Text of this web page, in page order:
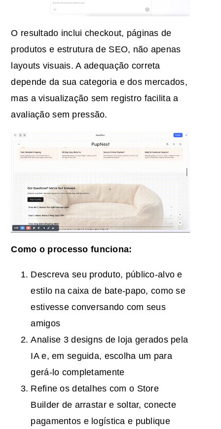
O resultado inclui checkout, páginas de
produtos e estrutura de SEO, não apenas
layouts visuais. A adequação correta
depende da sua categoria e dos mercados,
mas a visualização sem registro facilita a
avaliação sem pressão.
Como o processo funciona:
Descreva seu produto, público-alvo e
estilo na caixa de bate-papo, como se
estivesse conversando com seus
amigos
Analise 3 designs de loja gerados pela
IA e, em seguida, escolha um para
gerá-lo completamente
Refine os detalhes com o Store
Builder de arrastar e soltar, conecte
pagamentos e logística e publique